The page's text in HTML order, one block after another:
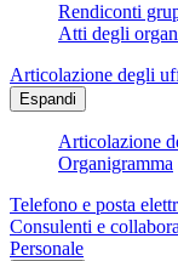
Rendiconti
Atti degli
Articolazione degli
Espandi
Articolazione
Organigramma
Telefono e posta
Consulenti e
Personale